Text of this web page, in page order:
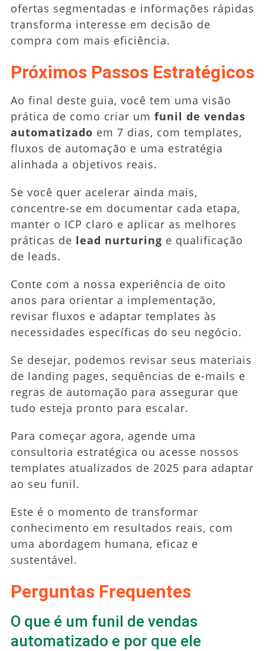
ofertas segmentadas e informações rápidas
transforma interesse em decisão de
compra com mais eficiência.
Próximos Passos Estratégicos
Ao final deste guia, você tem uma visão
prática de como criar um funil de vendas
automatizado em 7 dias, com templates,
fluxos de automação e uma estratégia
alinhada a objetivos reais.
Se você quer acelerar ainda mais,
concentre-se em documentar cada etapa,
manter o ICP claro e aplicar as melhores
práticas de lead nurturing e qualificação
de leads.
Conte com a nossa experiência de oito
anos para orientar a implementação,
revisar fluxos e adaptar templates às
necessidades específicas do seu negócio.
Se desejar, podemos revisar seus materiais
de landing pages, sequências de e-mails e
regras de automação para assegurar que
tudo esteja pronto para escalar.
Para começar agora, agende uma
consultoria estratégica ou acesse nossos
templates atualizados de 2025 para adaptar
ao seu funil.
Este é o momento de transformar
conhecimento em resultados reais, com
uma abordagem humana, eficaz e
sustentável.
Perguntas Frequentes
O que é um funil de vendas
automatizado e por que ele